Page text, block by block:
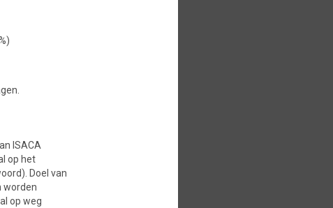
ISACA
op het
Doel van
worden
op weg